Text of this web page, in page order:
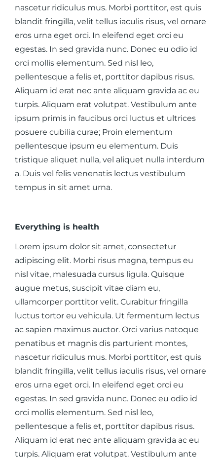
nascetur ridiculus mus. Morbi porttitor, est quis
blandit fringilla, velit tellus iaculis risus, vel ornare
eros urna eget orci. In eleifend eget orci eu
egestas. In sed gravida nunc. Donec eu odio id
orci mollis elementum. Sed nisl leo,
pellentesque a felis et, porttitor dapibus risus.
Aliquam id erat nec ante aliquam gravida ac eu
turpis. Aliquam erat volutpat. Vestibulum ante
ipsum primis in faucibus orci luctus et ultrices
posuere cubilia curae; Proin elementum
pellentesque ipsum eu elementum. Duis
tristique aliquet nulla, vel aliquet nulla interdum
a. Duis vel felis venenatis lectus vestibulum
tempus in sit amet urna.
Everything is health
Lorem ipsum dolor sit amet, consectetur
adipiscing elit. Morbi risus magna, tempus eu
nisl vitae, malesuada cursus ligula. Quisque
augue metus, suscipit vitae diam eu,
ullamcorper porttitor velit. Curabitur fringilla
luctus tortor eu vehicula. Ut fermentum lectus
ac sapien maximus auctor. Orci varius natoque
penatibus et magnis dis parturient montes,
nascetur ridiculus mus. Morbi porttitor, est quis
blandit fringilla, velit tellus iaculis risus, vel ornare
eros urna eget orci. In eleifend eget orci eu
egestas. In sed gravida nunc. Donec eu odio id
orci mollis elementum. Sed nisl leo,
pellentesque a felis et, porttitor dapibus risus.
Aliquam id erat nec ante aliquam gravida ac eu
turpis. Aliquam erat volutpat. Vestibulum ante